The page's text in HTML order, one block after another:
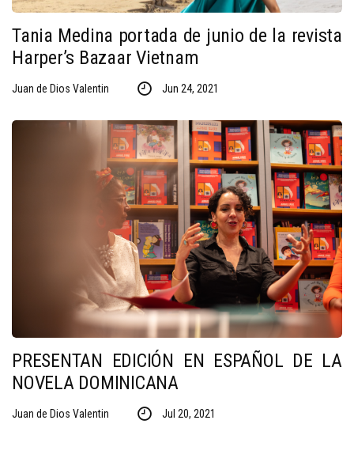
Tania Medina portada de junio de la revista
Harper’s Bazaar Vietnam
Juan de Dios Valentin Jun 24, 2021
PRESENTAN EDICIÓN EN ESPAÑOL DE LA
NOVELA DOMINICANA
Juan de Dios Valentin Jul 20, 2021